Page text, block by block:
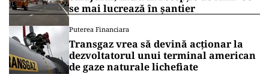
se mai lucrează în șantier
Puterea Financiara
Transgaz vrea să devină acționar la
dezvoltatorul unui terminal american
de gaze naturale lichefiate